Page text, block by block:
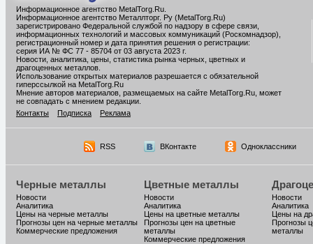
Информационное агентство MetalTorg.Ru
Информационное агентство Металлторг. Ру (MetalTorg.Ru)
зарегистрировано Федеральной службой по надзору в сфере связи,
информационных технологий и массовых коммуникаций (Роскомнадзор),
регистрационный номер и дата принятия решения о регистрации:
серия ИА № ФС 77 - 85704 от 03 августа 2023 г.
Новости, аналитика, цены, статистика рынка черных, цветных и
драгоценных металлов.
Использование открытых материалов разрешается с обязательной
гиперссылкой на MetalTorg.Ru
Мнение авторов материалов, размещаемых на сайте MetalTorg.Ru, может
не совпадать с мнением редакции.
Контакты
Подписка Реклама
RSS ВКонтакте Одноклассники
Черные металлы
Новости
Аналитика
Цены на черные металлы
Прогнозы цен на черные металлы
Коммерческие предложения
Цветные металлы
Новости
Аналитика
Цены на цветные металлы
Прогнозы цен на цветные
металлы
Коммерческие предложения
Новости
Аналитика
Цены на
Прогнозы
металлы